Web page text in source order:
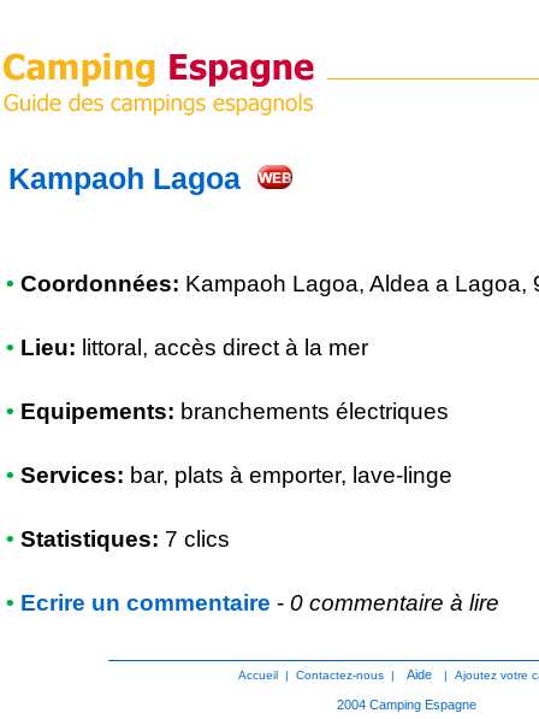
Kampaoh Lagoa
• Coordonnées: Kampaoh Lagoa, Aldea a Lagoa,
• Lieu: littoral, accès direct à la mer
• Equipements: branchements électriques
• Services: bar, plats à emporter, lave-linge
• Statistiques: 7 clics
• Ecrire un commentaire - 0 commentaire à lire
Accueil |Contactez-nous | Aide |Ajoutez votre
2004 Camping Espagne